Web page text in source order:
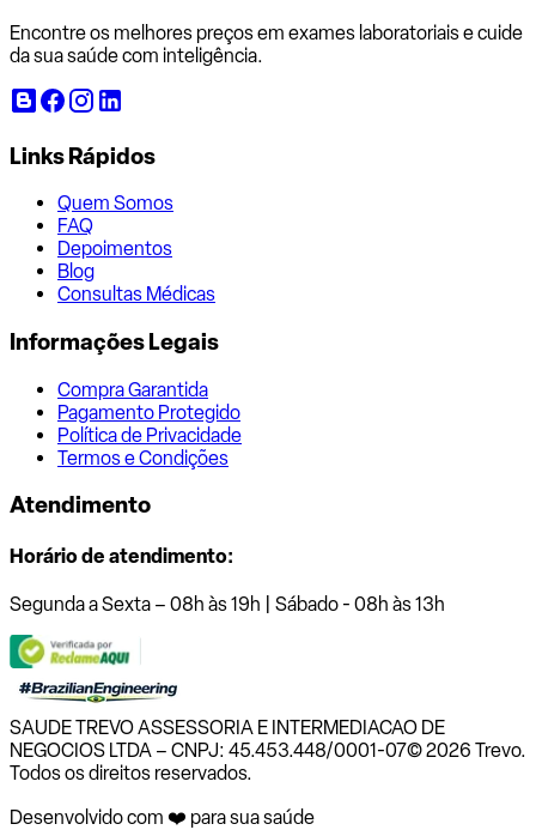
Encontre os melhores preços em exames laboratoriais e cuide
da sua saúde com inteligência.
Links Rápidos
Quem Somos
FAQ
Depoimentos
Blog
Consultas Médicas
Informações Legais
Compra Garantida
Pagamento Protegido
Política de Privacidade
Termos e Condições
Atendimento
Horário de atendimento:
Segunda a Sexta – 08h às 19h | Sábado - 08h às 13h
SAUDE TREVO ASSESSORIA E INTERMEDIACAO DE
NEGOCIOS LTDA – CNPJ: 45.453.448/0001-07© 2026 Trevo.
Todos os direitos reservados.
Desenvolvido com ❤️ para sua saúde